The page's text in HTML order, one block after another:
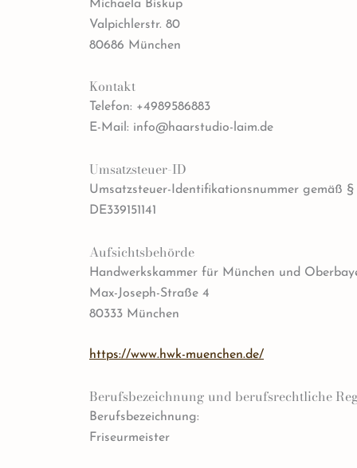
Michaela Biskup
Valpichlerstr. 80
80686 München
Kontakt
Telefon: +4989586883
E-Mail: info@haarstudio-laim.de
Umsatzsteuer-ID
Umsatzsteuer-Identifikationsnummer gemäß §
DE339151141
Aufsichtsbehörde
Handwerkskammer für München und
Max-Joseph-Straße 4
80333 München
https://www.hwk-muenchen.de/
Berufsbezeichnung und berufsrechtliche
Berufsbezeichnung:
Friseurmeister